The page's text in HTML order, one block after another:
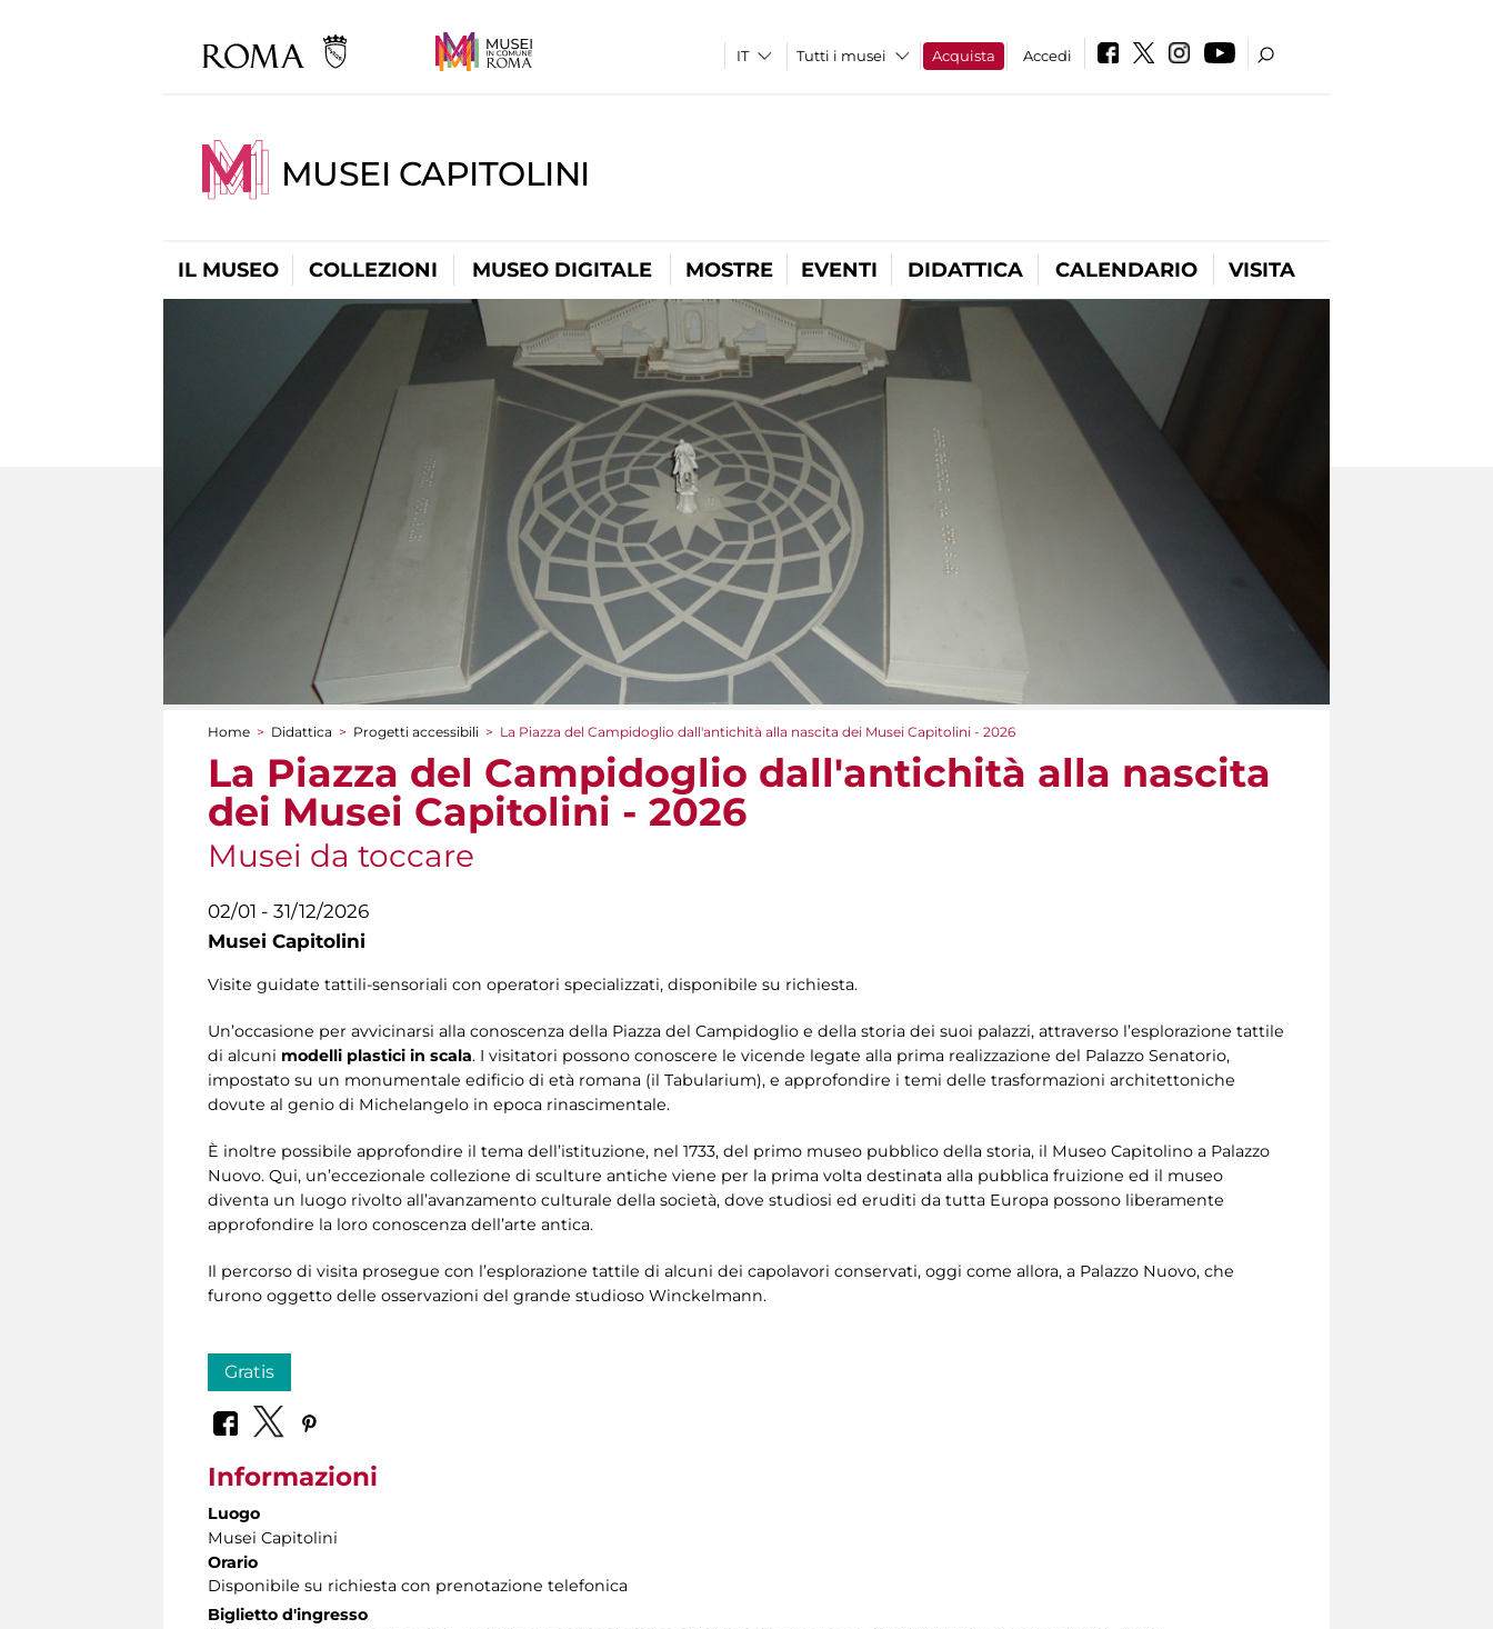
Tutti i musei Acquista Accedi
MUSEI CAPITOLINI
IL MUSEO COLLEZIONI MUSEO DIGITALE MOSTRE EVENTI DIDATTICA CALENDARIO VISITA
Tu sei qui
Home > Didattica > Progetti accessibili > La Piazza del Campidoglio dall'antichità alla nascita dei Musei Capitolini - 2026
La Piazza del Campidoglio dall'antichità alla nascita
dei Musei Capitolini - 2026
Musei da toccare
02/01 - 31/12/2026
Musei Capitolini
Visite guidate tattili-sensoriali con operatori specializzati, disponibile su richiesta.
Un’occasione per avvicinarsi alla conoscenza della Piazza del Campidoglio e della storia dei suoi palazzi, attraverso l’esplorazione tattile
di alcuni modelli plastici in scala. I visitatori possono conoscere le vicende legate alla prima realizzazione del Palazzo Senatorio,
impostato su un monumentale edificio di età romana (il Tabularium), e approfondire i temi delle trasformazioni architettoniche
dovute al genio di Michelangelo in epoca rinascimentale.
È inoltre possibile approfondire il tema dell’istituzione, nel 1733, del primo museo pubblico della storia, il Museo Capitolino a Palazzo
Nuovo. Qui, un’eccezionale collezione di sculture antiche viene per la prima volta destinata alla pubblica fruizione ed il museo
diventa un luogo rivolto all’avanzamento culturale della società, dove studiosi ed eruditi da tutta Europa possono liberamente
approfondire la loro conoscenza dell’arte antica.
Il percorso di visita prosegue con l’esplorazione tattile di alcuni dei capolavori conservati, oggi come allora, a Palazzo Nuovo, che
furono oggetto delle osservazioni del grande studioso Winckelmann.
Gratis
Informazioni
Luogo
Musei Capitolini
Orario
Disponibile su richiesta con prenotazione telefonica
Biglietto d'ingresso